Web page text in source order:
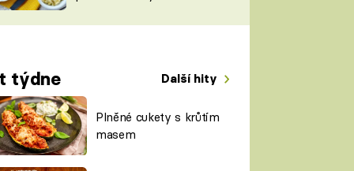
týdne Další hity
Plněné cukety s krůtím
masem